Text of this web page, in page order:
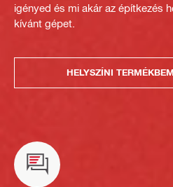
igényed és mi akár az építkezés
kívánt gépet.
HELYSZÍNI